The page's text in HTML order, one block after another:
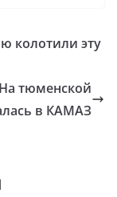
колотили эту
тюменской
в КАМАЗ